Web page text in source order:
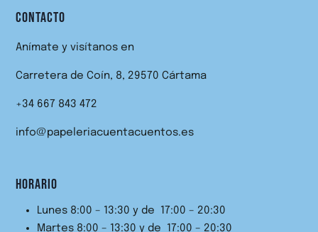
CONTACTO
Anímate y visítanos en
Carretera de Coín, 8, 29570 Cártama
+34 667 843 472
info@papeleriacuentacuentos.es
HORARIO
Lunes 8:00 – 13:30 y de 17:00 – 20:30
Martes 8:00 – 13:30 y de 17:00 – 20:30